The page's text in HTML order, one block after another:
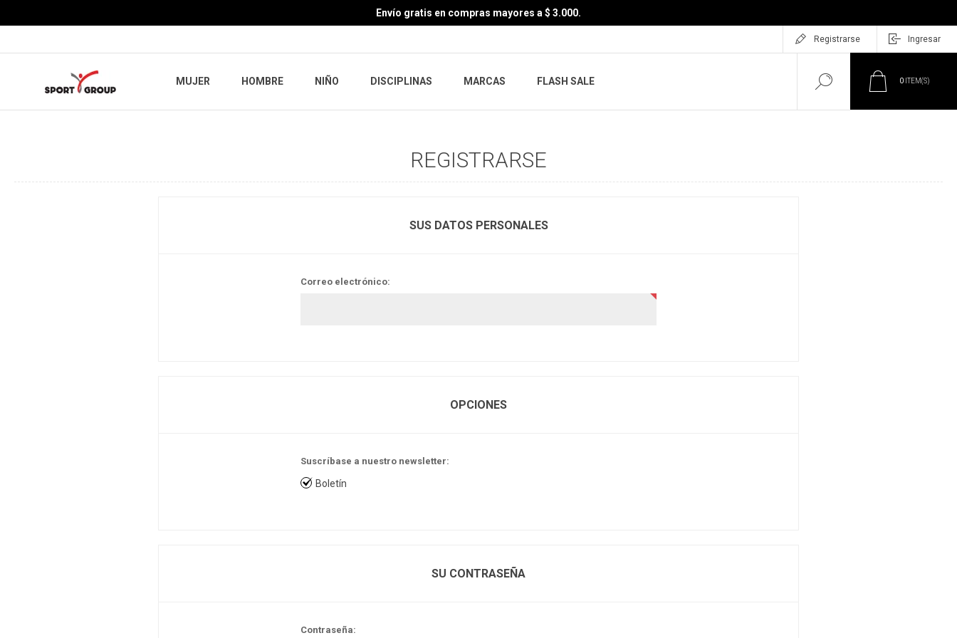
Envío gratis en compras mayores a $ 3.000.
Registrarse Ingresar
MUJER HOMBRE NIÑO DISCIPLINAS MARCAS FLASH SALE 0 ITEM(S)
REGISTRARSE
SUS DATOS PERSONALES
Correo electrónico:
OPCIONES
Suscríbase a nuestro newsletter:
Boletín
SU CONTRASEÑA
Contraseña: